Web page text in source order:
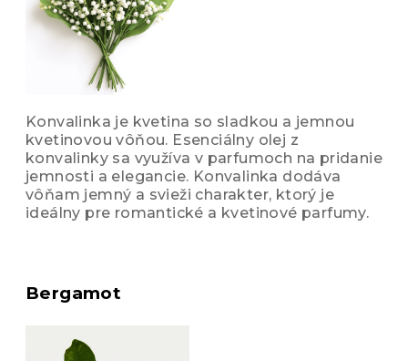
Konvalinka je kvetina so sladkou a jemnou
kvetinovou vôňou. Esenciálny olej z
konvalinky sa využíva v parfumoch na pridanie
jemnosti a elegancie. Konvalinka dodáva
vôňam jemný a svieži charakter, ktorý je
ideálny pre romantické a kvetinové parfumy.
Bergamot